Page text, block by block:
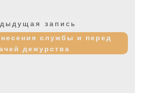
запись
запись:
службы и перед
дежурства